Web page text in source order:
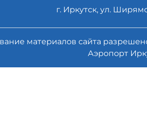
г. Иркутск, ул.
материалов сайта
Аэропорт